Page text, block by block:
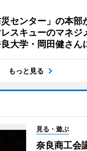
災センター」の本
スキューのマネジ
大学・岡田健さん
もっと見る
見る・遊ぶ
奈良商工会